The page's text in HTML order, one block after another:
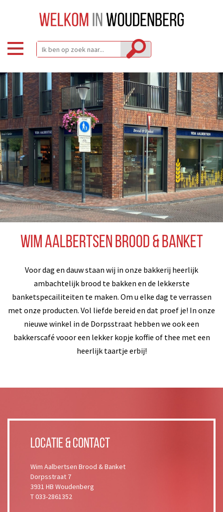
Wim Aalbertsen Brood & Banket
Voor dag en dauw staan wij in onze bakkerij heerlijk
ambachtelijk brood te bakken en de lekkerste
banketspecailiteiten te maken. Om u elke dag te verrassen
met onze producten. Vol liefde bereid en dat proef je! In onze
nieuwe winkel in de Dorpsstraat hebben we ook een
bakkerscafé vooor een lekker kopje koffie of thee met een
heerlijk taartje erbij!
Locatie & Contact
Wim Aalbertsen Brood & Banket
Dorpsstraat 7
3931 HB Woudenberg
T 033-2861352